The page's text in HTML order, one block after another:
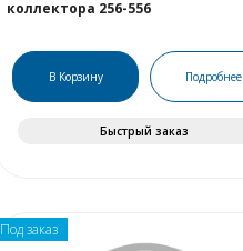
коллектора 256-556
В Корзину Подробнее
Быстрый заказ
Под заказ